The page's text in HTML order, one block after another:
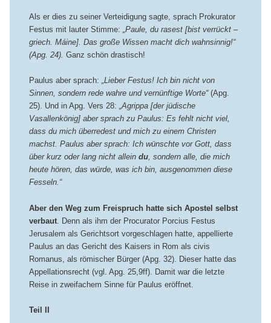
Als er dies zu seiner Verteidigung sagte, sprach Prokurator
Festus mit lauter Stimme: „Paule, du rasest [bist verrückt –
griech. Máine]. Das große Wissen macht dich wahnsinnig!“
(Apg. 24). Ganz schön drastisch!
Paulus aber sprach: „Lieber Festus! Ich bin nicht von
Sinnen, sondern rede wahre und vernünftige Worte“(Apg.
25). Und in Apg. Vers 28: „Agrippa [der jüdische
Vasallenkönig] aber sprach zu Paulus: Es fehlt nicht viel,
dass du mich überredest und mich zu einem Christen
machst. Paulus aber sprach: Ich wünschte vor Gott, dass
über kurz oder lang nicht allein du, sondern alle, die mich
heute hören, das würde, was ich bin, ausgenommen diese
Fesseln.“
Aber den Weg zum Freispruch hatte sich Apostel selbst
verbaut. Denn als ihm der Procurator Porcius Festus
Jerusalem als Gerichtsort vorgeschlagen hatte, appellierte
Paulus an das Gericht des Kaisers in Rom als civis
Romanus, als römischer Bürger (Apg. 32). Dieser hatte das
Appellationsrecht (vgl. Apg. 25,9ff). Damit war die letzte
Reise in zweifachem Sinne für Paulus eröffnet.
Teil II